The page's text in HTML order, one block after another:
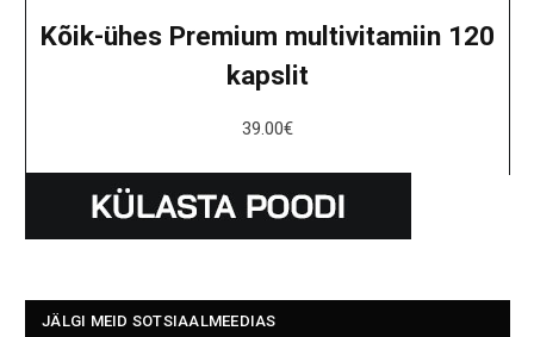
Kõik-ühes Premium multivitamiin 120
kapslit
39.00€
JÄLGI MEID SOTSIAALMEEDIAS